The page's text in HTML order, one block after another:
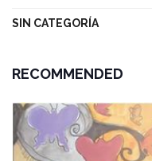
SIN CATEGORÍA
RECOMMENDED